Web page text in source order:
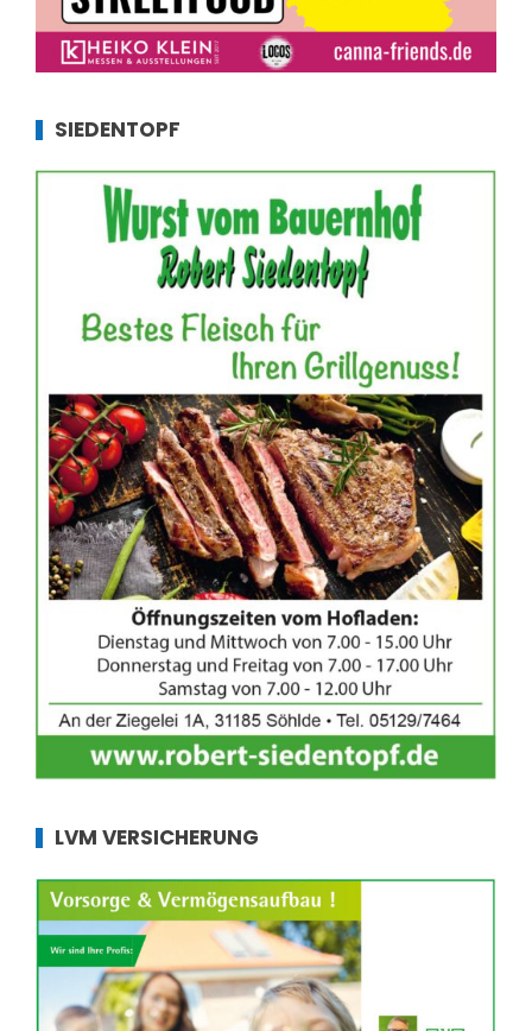
SIEDENTOPF
LVM VERSICHERUNG